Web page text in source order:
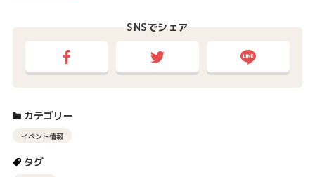
SNSでシェア
カテゴリー
イベント情報
タグ